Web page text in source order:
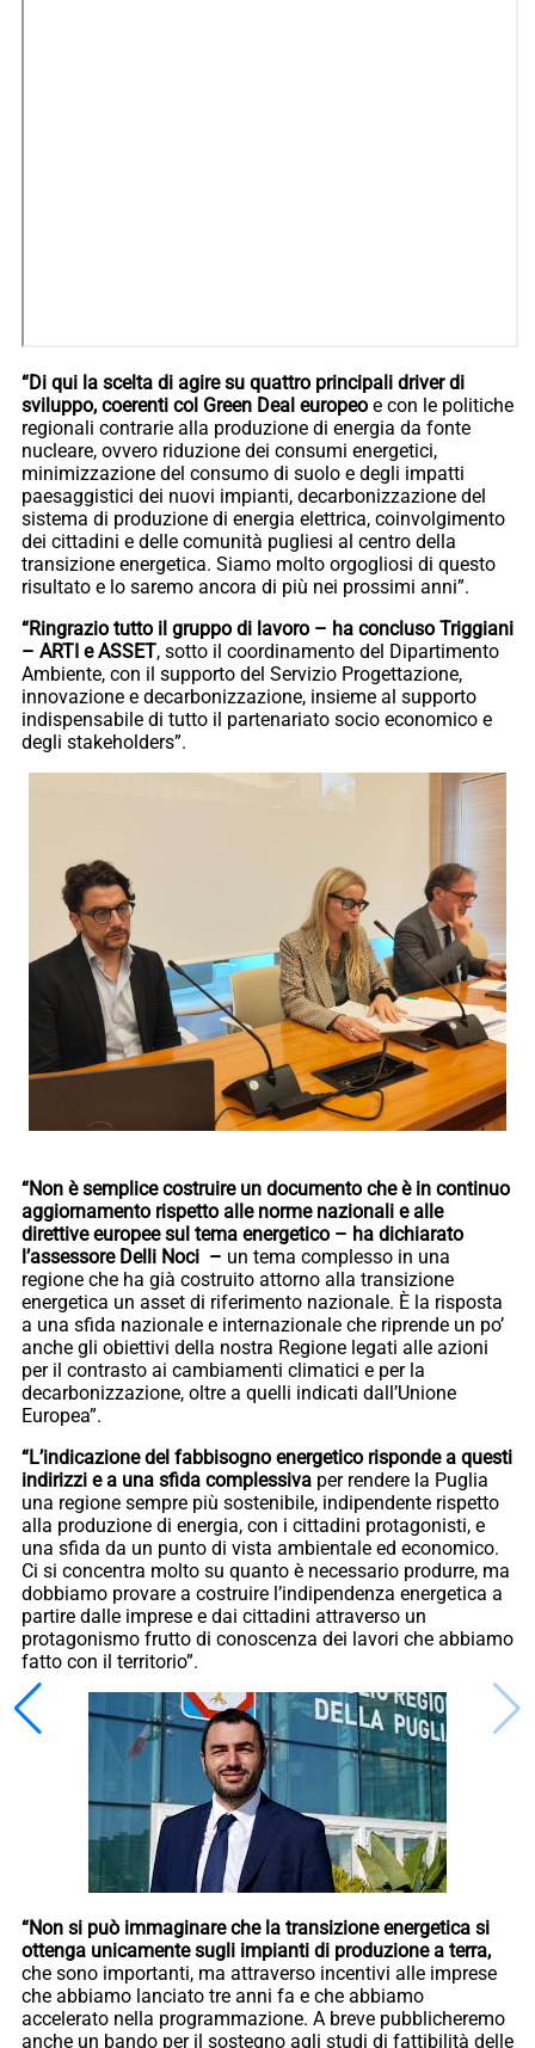
“Di qui la scelta di agire su quattro principali driver di
sviluppo, coerenti col Green Deal europeo e con le politiche
regionali contrarie alla produzione di energia da fonte
nucleare, ovvero riduzione dei consumi energetici,
minimizzazione del consumo di suolo e degli impatti
paesaggistici dei nuovi impianti, decarbonizzazione del
sistema di produzione di energia elettrica, coinvolgimento
dei cittadini e delle comunità pugliesi al centro della
transizione energetica. Siamo molto orgogliosi di questo
risultato e lo saremo ancora di più nei prossimi anni”.
“Ringrazio tutto il gruppo di lavoro – ha concluso Triggiani
– ARTI e ASSET, sotto il coordinamento del Dipartimento
Ambiente, con il supporto del Servizio Progettazione,
innovazione e decarbonizzazione, insieme al supporto
indispensabile di tutto il partenariato socio economico e
degli stakeholders”.
“Non è semplice costruire un documento che è in continuo
aggiornamento rispetto alle norme nazionali e alle
direttive europee sul tema energetico – ha dichiarato
l’assessore Delli Noci – un tema complesso in una
regione che ha già costruito attorno alla transizione
energetica un asset di riferimento nazionale. È la risposta
a una sfida nazionale e internazionale che riprende un po’
anche gli obiettivi della nostra Regione legati alle azioni
per il contrasto ai cambiamenti climatici e per la
decarbonizzazione, oltre a quelli indicati dall’Unione
Europea”.
“L’indicazione del fabbisogno energetico risponde a questi
indirizzi e a una sfida complessiva per rendere la Puglia
una regione sempre più sostenibile, indipendente rispetto
alla produzione di energia, con i cittadini protagonisti, e
una sfida da un punto di vista ambientale ed economico.
Ci si concentra molto su quanto è necessario produrre, ma
dobbiamo provare a costruire l’indipendenza energetica a
partire dalle imprese e dai cittadini attraverso un
protagonismo frutto di conoscenza dei lavori che abbiamo
fatto con il territorio”.
“Non si può immaginare che la transizione energetica si
ottenga unicamente sugli impianti di produzione a terra,
che sono importanti, ma attraverso incentivi alle imprese
che abbiamo lanciato tre anni fa e che abbiamo
accelerato nella programmazione. A breve pubblicheremo
anche un bando per il sostegno agli studi di fattibilità delle